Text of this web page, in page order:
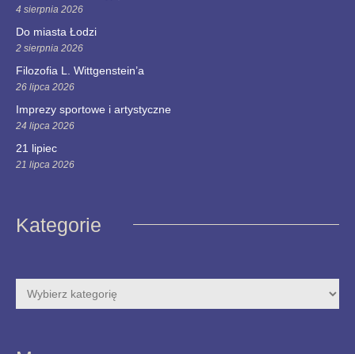
4 sierpnia 2026
Do miasta Łodzi
2 sierpnia 2026
Filozofia L. Wittgenstein’a
26 lipca 2026
Imprezy sportowe i artystyczne
24 lipca 2026
21 lipiec
21 lipca 2026
Kategorie